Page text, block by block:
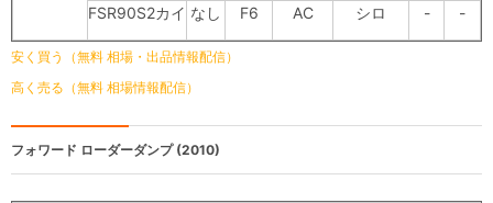
FSR90S2カイ なし F6 AC シロ - -
安く買う（無料 相場・出品情報配信）
高く売る（無料 相場情報配信）
フォワード ローダーダンプ (2010)